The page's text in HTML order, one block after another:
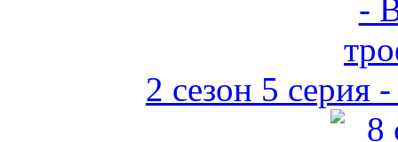
2 сезон 5 серия